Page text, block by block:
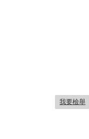
我要檢舉